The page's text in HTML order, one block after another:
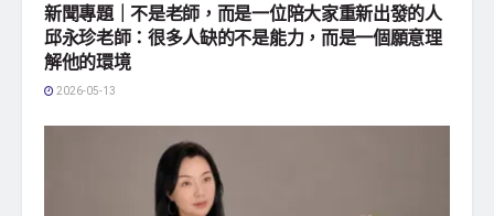
新聞專題｜不是老師，而是一位陪大家重新出發的人
邱永珍老師：很多人缺的不是能力，而是一個願意理
解他的環境
2026-05-13